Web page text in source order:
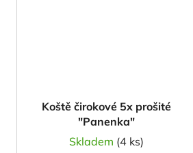
Koště čirokové 5x prošité
"Panenka"
Skladem (4 ks)